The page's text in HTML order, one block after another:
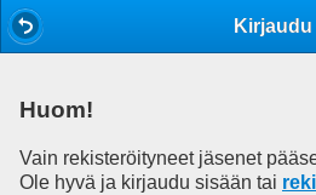
Kirjaudu
Huom!
Vain rekisteröityneet jäsenet
Ole hyvä ja kirjaudu sisään tai